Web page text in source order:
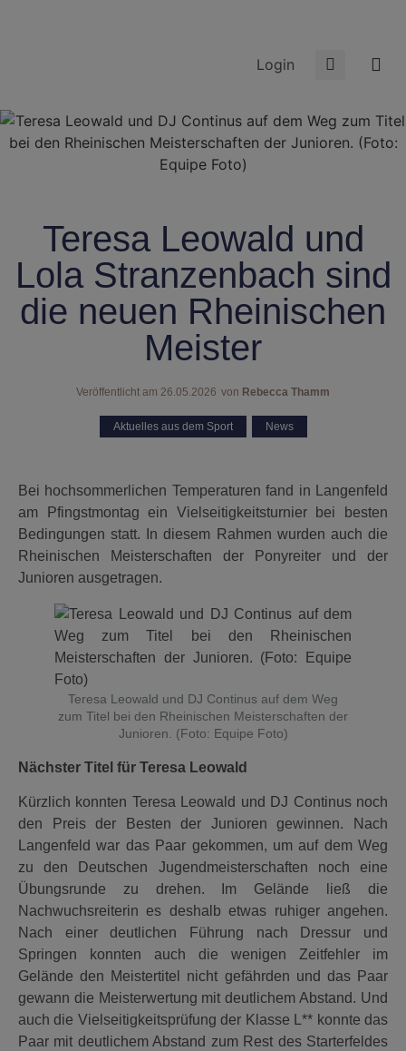
Login
Teresa Leowald und
Lola Stranzenbach sind
die neuen Rheinischen
Meister
Veröffentlicht am 26.05.2026 von Rebecca Thamm
Aktuelles aus dem Sport News
Bei hochsommerlichen Temperaturen fand in Langenfeld
am Pfingstmontag ein Vielseitigkeitsturnier bei besten
Bedingungen statt. In diesem Rahmen wurden auch die
Rheinischen Meisterschaften der Ponyreiter und der
Junioren ausgetragen.
Teresa Leowald und DJ Continus auf dem Weg
zum Titel bei den Rheinischen Meisterschaften der
Junioren. (Foto: Equipe Foto)
Nächster Titel für Teresa Leowald
Kürzlich konnten Teresa Leowald und DJ Continus noch
den Preis der Besten der Junioren gewinnen. Nach
Langenfeld war das Paar gekommen, um auf dem Weg
zu den Deutschen Jugendmeisterschaften noch eine
Übungsrunde zu drehen. Im Gelände ließ die
Nachwuchsreiterin es deshalb etwas ruhiger angehen.
Nach einer deutlichen Führung nach Dressur und
Springen konnten auch die wenigen Zeitfehler im
Gelände den Meistertitel nicht gefährden und das Paar
gewann die Meisterwertung mit deutlichem Abstand. Und
auch die Vielseitigkeitsprüfung der Klasse L** konnte das
Paar mit deutlichem Abstand zum Rest des Starterfeldes